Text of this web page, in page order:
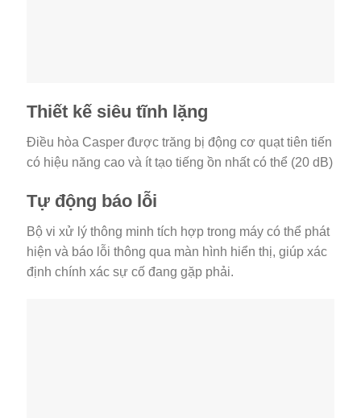
Thiết kế siêu tĩnh lặng
Điều hòa Casper được trăng bị động cơ quạt tiên tiến
có hiệu năng cao và ít tạo tiếng ồn nhất có thể (20 dB)
Tự động báo lỗi
Bộ vi xử lý thông minh tích hợp trong máy có thể phát
hiện và báo lỗi thông qua màn hình hiển thị, giúp xác
định chính xác sự cố đang gặp phải.